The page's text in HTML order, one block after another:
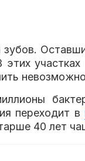
участках
переходит в
40 лет